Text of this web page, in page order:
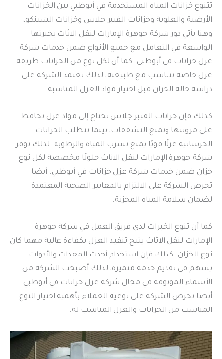
تتنوع خزانات المياه المستخدمة في أبوظبي بين الخزانات
الأرضية والعلوية وخزانات الفيبر جلاس وخزانات الشينكو،
وهنا يأتي دور شركة جوهرة الإمارات لنقل الاثاث بخبرتها
الواسعة في التعامل مع جميع الأنواع ضمن خدمات شركة
عزل خزانات في أبوظبي. كما أن لكل نوع من الخزانات طريقة
عزل خاصة تتناسب مع طبيعته، لذلك تعتمد الشركة على
دراسة حالة الخزان قبل اختيار مواد العزل المناسبة.
كذلك فإن خزانات الفيبر جلاس تحتاج إلى مواد عزل تحافظ
على مرونتها وتمنع التشققات، بينما تتطلب الخزانات
الخرسانية عزلًا قويًا يمنع تسرب المياه والرطوبة. لذلك توفر
شركة جوهرة الإمارات لنقل الاثاث حلولًا مخصصة لكل نوع
خزان ضمن خدمات شركة عزل خزانات في أبوظبي. أيضا
تحرص الشركة على الالتزام بالمعايير الصحية المعتمدة
لضمان سلامة المياه المخزنة.
كما أن تنوع الخبرات لدى فريق العمل في شركة جوهرة
الإمارات لنقل الاثاث يتيح تنفيذ العزل بكفاءة عالية مهما كان
نوع الخزان. كذلك فإن استخدام أحدث المعدات والأدوات
يسهم في تقديم خدمة متميزة، لذلك أصبحت الشركة من
الأسماء الموثوقة في مجال شركة عزل خزانات في أبوظبي.
أيضا تحرص الشركة على توعية العملاء بأهمية اختيار النوع
المناسب من الخزانات والعزل المناسب له.